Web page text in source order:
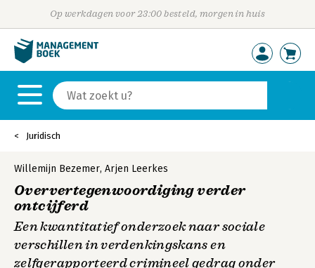
Op werkdagen voor 23:00 besteld, morgen in huis
Juridisch
Willemijn Bezemer, Arjen Leerkes
Oververtegenwoordiging verder
ontcijferd
Een kwantitatief onderzoek naar sociale
verschillen in verdenkingskans en
zelfgerapporteerd crimineel gedrag onder